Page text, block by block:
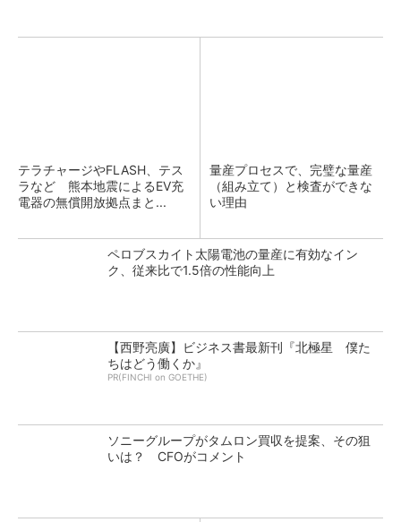
テラチャージやFLASH、テス
ラなど 熊本地震によるEV充
電器の無償開放拠点まと...
量産プロセスで、完璧な量産
（組み立て）と検査ができな
い理由
ペロブスカイト太陽電池の量産に有効なイン
ク、従来比で1.5倍の性能向上
【西野亮廣】ビジネス書最新刊『北極星 僕た
ちはどう働くか』
PR(FINCHI on GOETHE)
ソニーグループがタムロン買収を提案、その狙
いは？ CFOがコメント